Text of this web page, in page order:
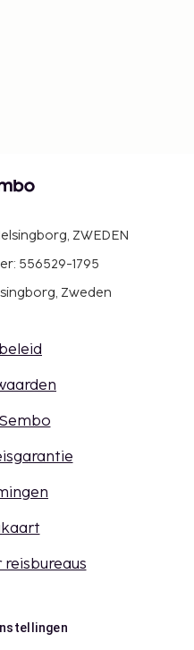
ZWEDEN
556529-1795
Zweden